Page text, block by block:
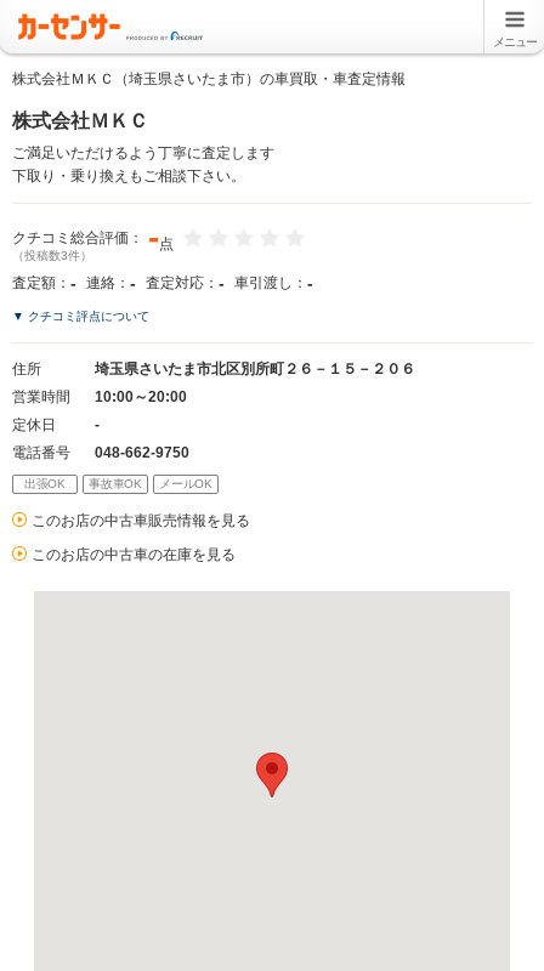
メニュー
株式会社ＭＫＣ（埼玉県さいたま市）の車買取・車査定情報
株式会社ＭＫＣ
ご満足いただけるよう丁寧に査定します
下取り・乗り換えもご相談下さい。
クチコミ総合評価： -点
（投稿数3件）
査定額： - 連絡： - 査定対応： - 車引渡し： -
▼ クチコミ評点について
住所
埼玉県さいたま市北区別所町２６－１５－２０６
営業時間
10:00～20:00
定休日
-
電話番号
048-662-9750
出張OK 事故車OK メールOK
このお店の中古車販売情報を見る
このお店の中古車の在庫を見る